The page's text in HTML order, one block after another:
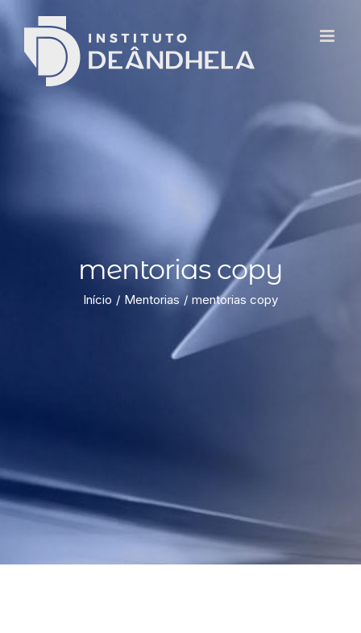
mentorias copy
Início Mentorias mentorias copy